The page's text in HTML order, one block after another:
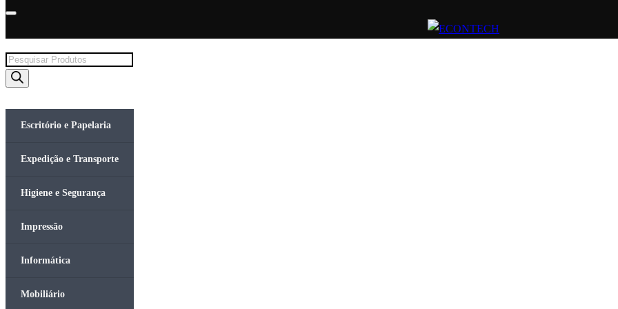
Products
search
Escritório e Papelaria
Expedição e Transporte
Higiene e Segurança
Impressão
Informática
Mobiliário